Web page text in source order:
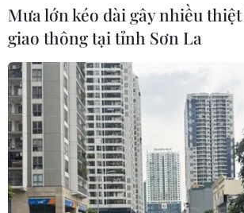
Mưa lớn kéo dài gây nhiều
giao thông tại tỉnh Sơn La